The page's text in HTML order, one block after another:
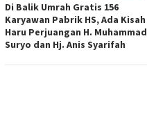
Di Balik Umrah Gratis 156
Karyawan Pabrik HS, Ada Kisah
Haru Perjuangan H. Muhammad
Suryo dan Hj. Anis Syarifah